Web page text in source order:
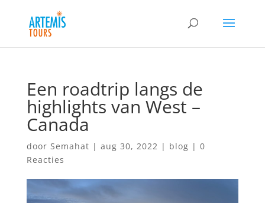
Een roadtrip langs de
highlights van West –
Canada
door Semahat | aug 30, 2022 | blog | 0
Reacties